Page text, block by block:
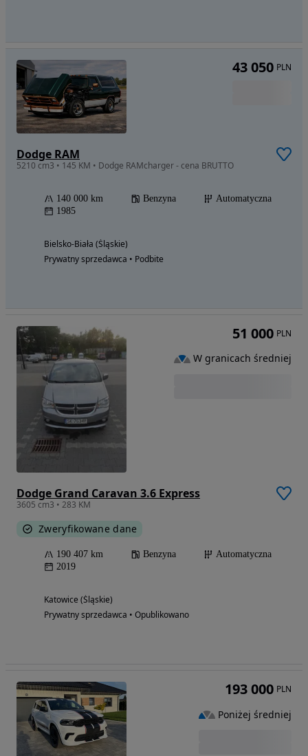
Dodge RAM
5210 cm3 • 145 KM • Dodge RAMcharger - cena BRUTTO
140 000 km Benzyna
Automatyczna
1985
Bielsko-Biała (Śląskie)
Prywatny sprzedawca • Podbite
43 050 PLN
Dodge Grand Caravan 3.6 Express
3605 cm3 • 283 KM
Zweryfikowane dane
190 407 km Benzyna
Automatyczna
2019
Katowice (Śląskie)
Prywatny sprzedawca • Opublikowano
51 000 PLN
W granicach średniej
193 000 PLN
Poniżej średniej